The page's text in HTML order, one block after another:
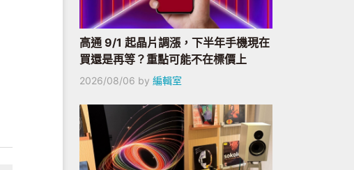
高通 9/1 起晶片調漲，下半年手機現在
買還是再等？重點可能不在標價上
2026/08/06 by 編輯室